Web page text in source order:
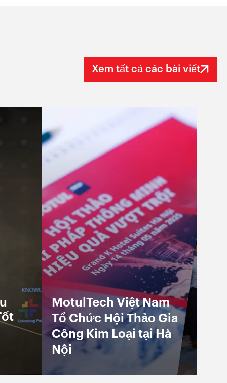
Xem tất cả các bài viết
MotulTech Việt Nam
Tổ Chức Hội Thảo Gia
Công Kim Loại tại Hà
Nội